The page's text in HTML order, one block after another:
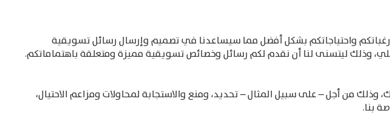
واحتياجاتكم بشكل أفضل مما سيساعدنا في تصميم وإرسال رسائل تسويقية
وذلك ليتسنى لنا أن نقدم لكم رسائل وخصائص تسويقية مميزة ومتعلقة باهتماماتكم.
من أجل – على سبيل المثال – تحديد، ومنع والاستجابة لمحاولات ومزاعم الاحتيال،
بنا.